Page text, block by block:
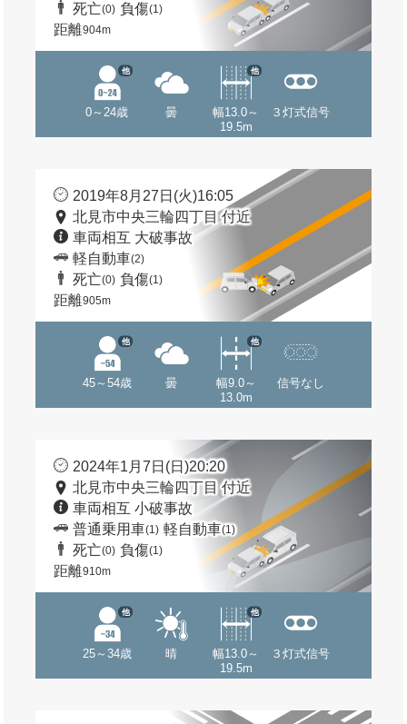
死亡(0) 負傷(1)
距離904m
0～24歳
他
曇
幅13.0～
19.5m
他
３灯式信号
2019年8月27日(火)16:05
北見市中央三輪四丁目 付近
車両相互 大破事故
軽自動車(2)
死亡(0) 負傷(1)
距離905m
45～54歳
他
曇
幅9.0～
13.0m
他
信号なし
2024年1月7日(日)20:20
北見市中央三輪四丁目 付近
車両相互 小破事故
普通乗用車(1) 軽自動車(1)
死亡(0) 負傷(1)
距離910m
25～34歳
他
晴
幅13.0～
19.5m
他
３灯式信号